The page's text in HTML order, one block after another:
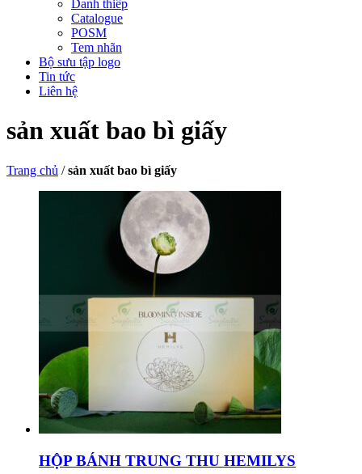
Danh thiếp
Catalogue
POSM
Tem nhãn
Bộ sưu tập logo
Tin tức
Liên hệ
sản xuất bao bì giấy
Trang chủ /sản xuất bao bì giấy
HỘP BÁNH TRUNG THU HEMILYS